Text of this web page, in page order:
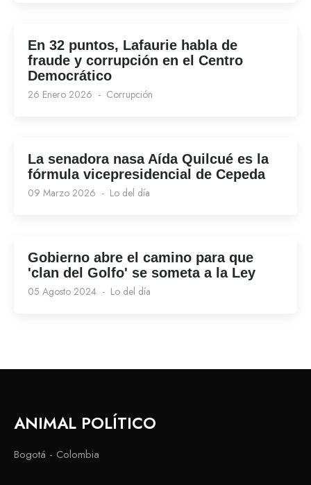
En 32 puntos, Lafaurie habla de
fraude y corrupción en el Centro
Democrático
26 Enero 2026 Corrupción
La senadora nasa Aída Quilcué es la
fórmula vicepresidencial de Cepeda
09 Marzo 2026 Lo del día
Gobierno abre el camino para que
'clan del Golfo' se someta a la Ley
05 Agosto 2024 Lo del día
ANIMAL POLÍTICO
Bogotá - Colombia